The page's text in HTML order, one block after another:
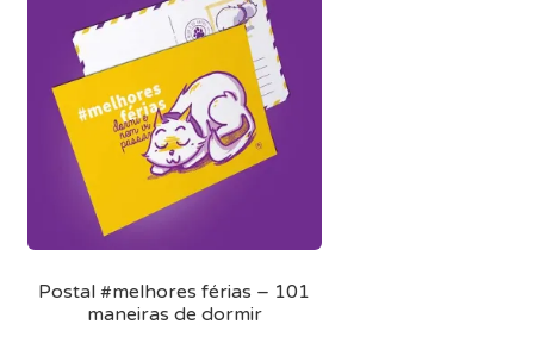
Postal #melhores férias – 101
maneiras de dormir